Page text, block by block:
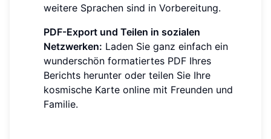
weitere Sprachen sind in Vorbereitung.
PDF-Export und Teilen in sozialen
Netzwerken: Laden Sie ganz einfach ein
wunderschön formatiertes PDF Ihres
Berichts herunter oder teilen Sie Ihre
kosmische Karte online mit Freunden und
Familie.